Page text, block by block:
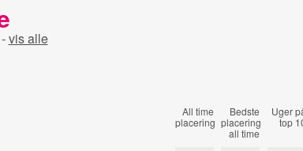
vis alle
All time
placering
Bedste
placering
all time
Uger
top